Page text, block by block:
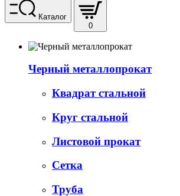
Каталог
0
Черный металлопрокат
Квадрат стальной
Круг стальной
Листовой прокат
Сетка
Труба